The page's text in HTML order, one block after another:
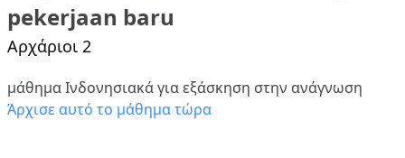
pekerjaan baru
Αρχάριοι 2
μάθημα Ινδονησιακά για εξάσκηση στην ανάγνωση
Άρχισε αυτό το μάθημα τώρα